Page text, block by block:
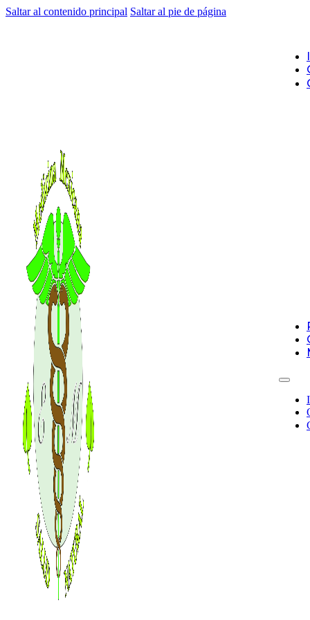
Saltar al contenido principal Saltar al pie de página